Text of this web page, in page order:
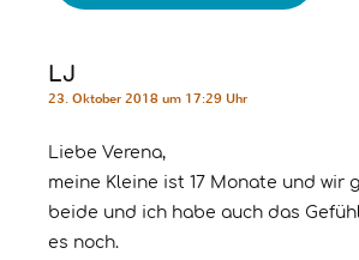
LJ
23. Oktober 2018 um 17:29 Uhr
Liebe Verena,
meine Kleine ist 17 Monate und wir
beide und ich habe auch das
es noch.